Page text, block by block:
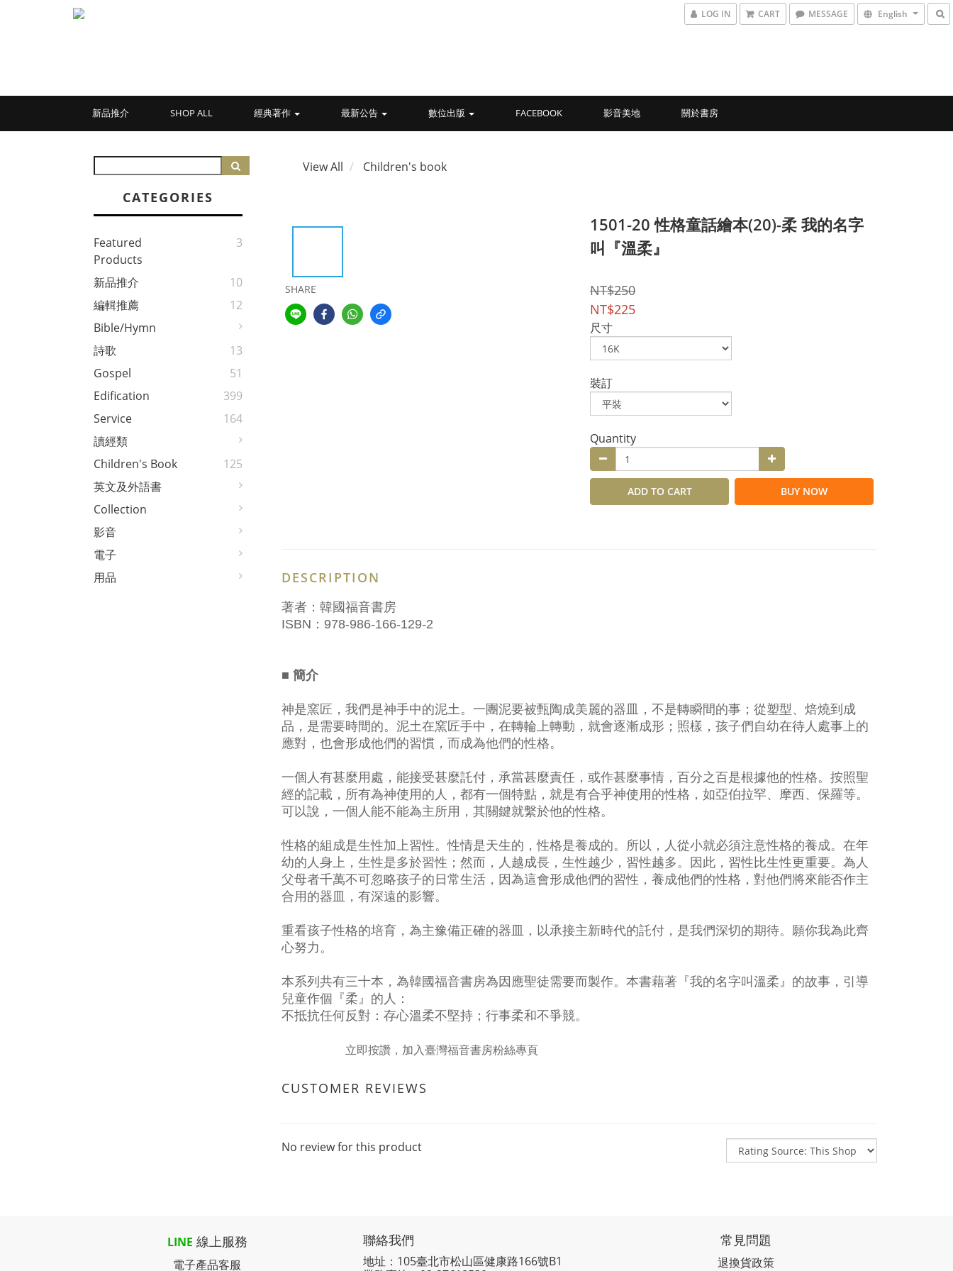
LOG IN CART MESSAGE English
新品推介 SHOP ALL 經典著作 最新公告 數位出版 FACEBOOK 影音美地 關於書房
CATEGORIES
Featured
Products
3
新品推介
10
編輯推薦
12
Bible/Hymn
詩歌
13
Gospel
51
Edification
399
Service
164
讀經類
Children's Book
125
英文及外語書
Collection
影音
電子
用品
View All Children's book
SHARE
1501-20 性格童話繪本(20)-柔 我的名字
叫『溫柔』
NT$250
NT$225
尺寸
裝訂
Quantity
ADD TO CART BUY NOW
DESCRIPTION
著者：韓國福音書房
ISBN：978-986-166-129-2
■ 簡介
神是窯匠，我們是神手中的泥土。一團泥要被甄陶成美麗的器皿，不是轉瞬間的事；從塑型、焙燒到成
品，是需要時間的。泥土在窯匠手中，在轉輪上轉動，就會逐漸成形；照樣，孩子們自幼在待人處事上的
應對，也會形成他們的習慣，而成為他們的性格。
一個人有甚麼用處，能接受甚麼託付，承當甚麼責任，或作甚麼事情，百分之百是根據他的性格。按照聖
經的記載，所有為神使用的人，都有一個特點，就是有合乎神使用的性格，如亞伯拉罕、摩西、保羅等。
可以說，一個人能不能為主所用，其關鍵就繫於他的性格。
性格的組成是生性加上習性。性情是天生的，性格是養成的。所以，人從小就必須注意性格的養成。在年
幼的人身上，生性是多於習性；然而，人越成長，生性越少，習性越多。因此，習性比生性更重要。為人
父母者千萬不可忽略孩子的日常生活，因為這會形成他們的習性，養成他們的性格，對他們將來能否作主
合用的器皿，有深遠的影響。
重看孩子性格的培育，為主豫備正確的器皿，以承接主新時代的託付，是我們深切的期待。願你我為此齊
心努力。
本系列共有三十本，為韓國福音書房為因應聖徒需要而製作。本書藉著『我的名字叫溫柔』的故事，引導
兒童作個『柔』的人：
不抵抗任何反對：存心溫柔不堅持；行事柔和不爭競。
立即按讚，加入臺灣福音書房粉絲專頁
CUSTOMER REVIEWS
No review for this product
LINE 線上服務
電子產品客服
聯絡我們
地址：105臺北市松山區健康路166號B1
常見問題
退換貨政策